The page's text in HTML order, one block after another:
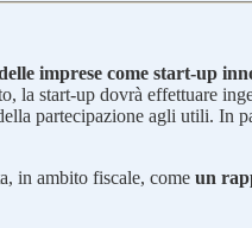
imprese come start-up
start-up dovrà effettuare
partecipazione agli utili. In
in ambito fiscale, come un